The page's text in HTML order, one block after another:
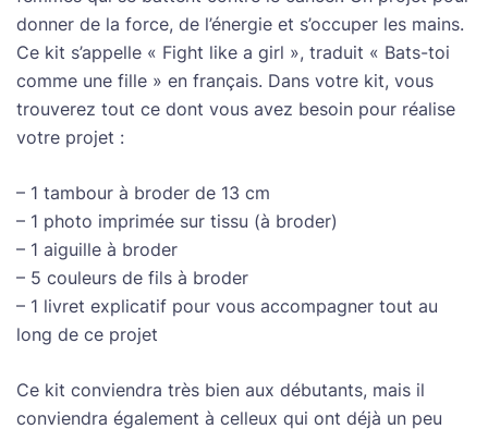
donner de la force, de l’énergie et s’occuper les mains.
Ce kit s’appelle « Fight like a girl », traduit « Bats-toi
comme une fille » en français. Dans votre kit, vous
trouverez tout ce dont vous avez besoin pour réalise
votre projet :
– 1 tambour à broder de 13 cm
– 1 photo imprimée sur tissu (à broder)
– 1 aiguille à broder
– 5 couleurs de fils à broder
– 1 livret explicatif pour vous accompagner tout au
long de ce projet
Ce kit conviendra très bien aux débutants, mais il
conviendra également à celleux qui ont déjà un peu